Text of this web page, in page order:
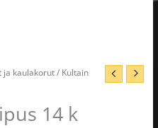
ja kaulakorut/ Kultain
14 k